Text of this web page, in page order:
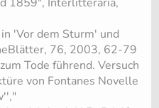
'Vor dem Sturm' und
76, 2003, 62-79
Tode führend. Versuch
von Fontanes Novelle